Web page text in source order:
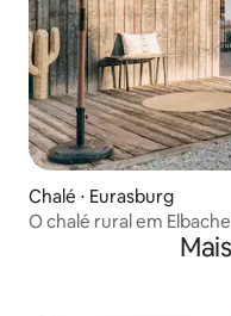
Chalé ⋅ Eurasburg
O chalé rural em